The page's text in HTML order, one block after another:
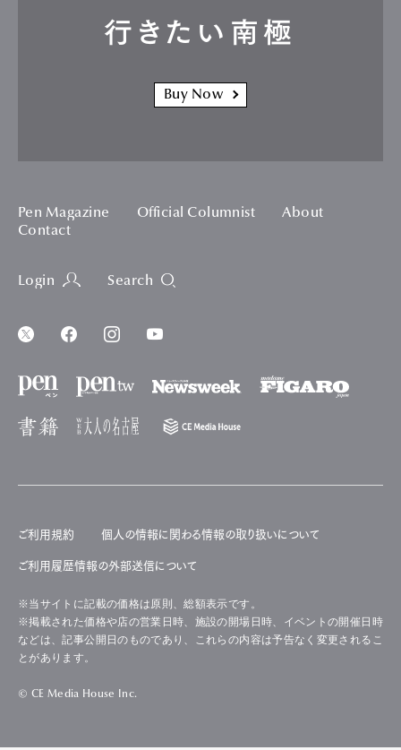
行きたい南極
Buy Now
Pen Magazine Official Columnist
About
Contact
Login Search
ご利用規約 個人の情報に関わる情報の取り扱いについて
ご利用履歴情報の外部送信について
※当サイトに記載の価格は原則、総額表示です。
※掲載された価格や店の営業日時、施設の開場日時、イベントの開催日時
などは、記事公開日のものであり、これらの内容は予告なく変更されるこ
とがあります。
© CE Media House Inc.